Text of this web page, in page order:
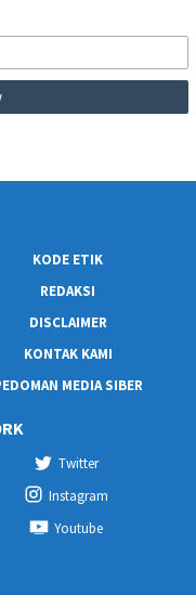
KODE ETIK
REDAKSI
DISCLAIMER
KONTAK KAMI
MEDIA SIBER
Twitter
Instagram
Youtube